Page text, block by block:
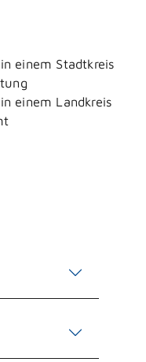
einem Stadtkreis
einem Landkreis